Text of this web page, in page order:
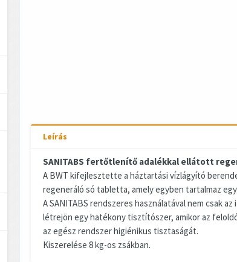
Leírás
SANITABS fertőtlenítő adalékkal ellátott
A BWT kifejlesztette a háztartási vízlágyító
regeneráló só tabletta, amely egyben tartalmaz
A SANITABS rendszeres használatával nem csak
létrejön egy hatékony tisztítószer, amikor az
az egész rendszer higiénikus tisztaságát.
Kiszerelése 8 kg-os zsákban.